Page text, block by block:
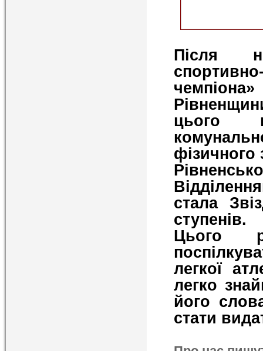
Після
цього
фізичного
стала
ступенів.
Цього
легкої
легко
його
стати